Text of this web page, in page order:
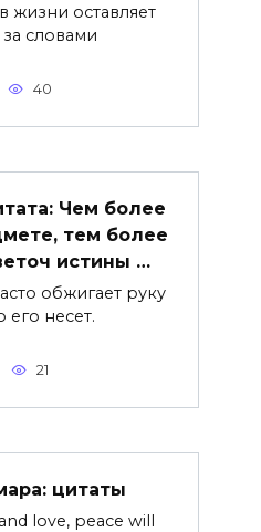
жизни оставляет
словами
40
Чем более
тем более
истины …
обжигает руку
его несет.
21
цитаты
love, peace will